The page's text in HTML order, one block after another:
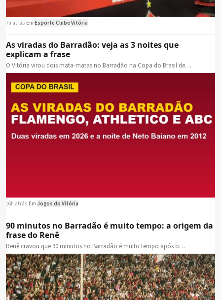
7h atrás Em Esporte Clube Vitória
As viradas do Barradão: veja as 3 noites que
explicam a frase
O Vitória virou dois mata-matas no Barradão na Copa do Brasil de…
16h atrás Em Jogos do Vitória
90 minutos no Barradão é muito tempo: a origem da
frase do Renê
Renê cravou que 90 minutos no Barradão é muito tempo após o…